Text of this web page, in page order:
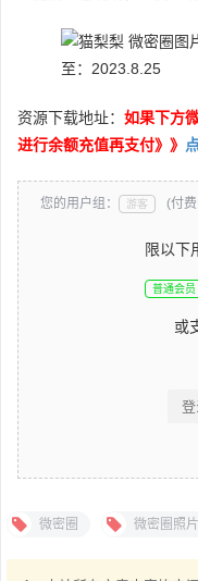
资源下载地址： 如果下方
进行余额充值再支付》》
您的用户组： 游客 (付
限以下
普通会员
或
微密圈 微密圈照片